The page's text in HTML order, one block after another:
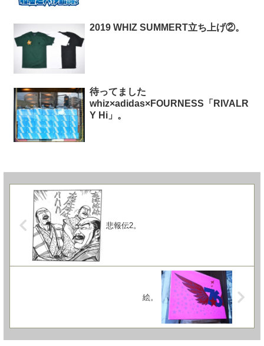
2019 WHIZ SUMMERT立ち上げ②。
待ってました
whiz×adidas×FOURNESS「RIVALR
Y Hi」。
悲報伝2。
絵。